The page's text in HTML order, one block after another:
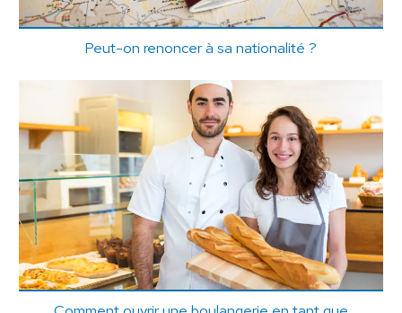
Peut-on renoncer à sa nationalité ?